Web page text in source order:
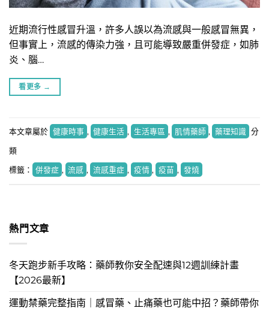
近期流行性感冒升溫，許多人誤以為流感與一般感冒無異，
但事實上，流感的傳染力強，且可能導致嚴重併發症，如肺
炎、腦…
看更多 →
本文章屬於 健康時事 , 健康生活 , 生活專區 , 肌情藥師 , 藥理知識 分
類
標籤： 併發症 , 流感 , 流感重症 , 疫情 , 疫苗 , 發燒
熱門文章
冬天跑步新手攻略：藥師教你安全配速與12週訓練計畫
【2026最新】
運動禁藥完整指南｜感冒藥、止痛藥也可能中招？藥師帶你